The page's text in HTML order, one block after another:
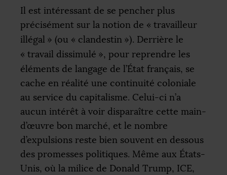
Il est intéressant de se pencher plus
précisément sur la notion de « travailleur
illégal » (ou « clandestin »). Derrière le
« travail dissimulé », pour reprendre les
éléments de langage de l’État français, se
cache en réalité une continuité coloniale
au service du capitalisme. Celui-ci n’a
aucun intérêt à voir disparaître cette main-
d’œuvre bon marché, et le nombre
d’expulsions reste bien souvent en dessous
des promesses politiques. Même aux États-
Unis, où la milice de Donald Trump, ICE,